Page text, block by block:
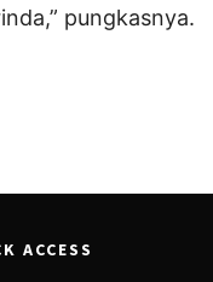
pungkasnya.
ACCESS